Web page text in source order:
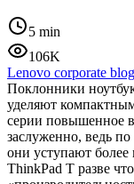
5 min
106K
Lenovo corporate blog
Поклонники
уделяют
серии повышенное
заслуженно, ведь
они уступают
ThinkPad T разве